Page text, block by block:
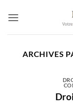
ARCHIVES